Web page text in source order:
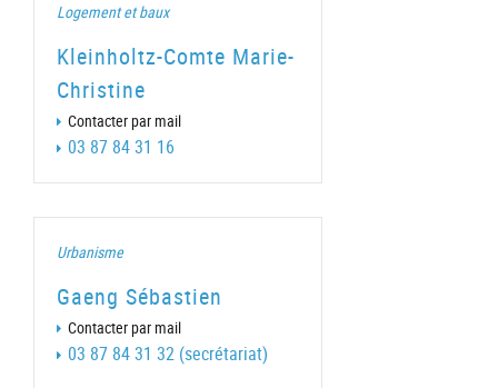
Logement et baux
Kleinholtz-Comte Marie-
Christine
Contacter par mail
03 87 84 31 16
Urbanisme
Gaeng Sébastien
Contacter par mail
03 87 84 31 32 (secrétariat)